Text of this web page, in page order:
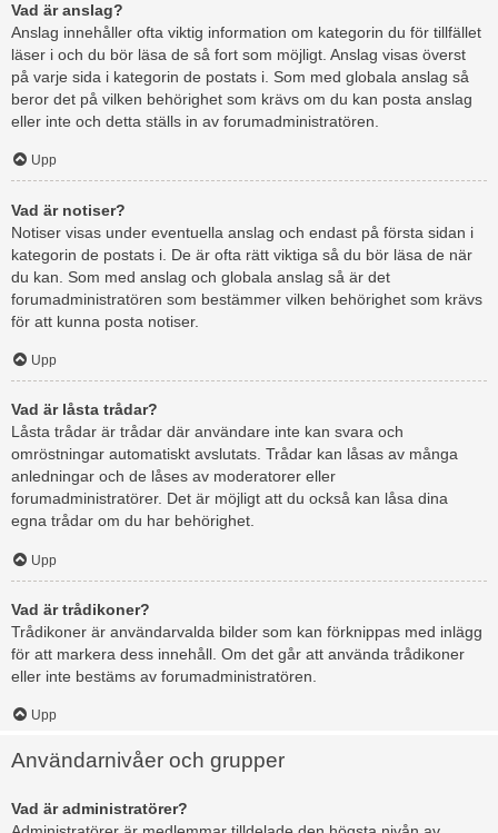
Vad är anslag?
Anslag innehåller ofta viktig information om kategorin du för tillfället
läser i och du bör läsa de så fort som möjligt. Anslag visas överst
på varje sida i kategorin de postats i. Som med globala anslag så
beror det på vilken behörighet som krävs om du kan posta anslag
eller inte och detta ställs in av forumadministratören.
Upp
Vad är notiser?
Notiser visas under eventuella anslag och endast på första sidan i
kategorin de postats i. De är ofta rätt viktiga så du bör läsa de när
du kan. Som med anslag och globala anslag så är det
forumadministratören som bestämmer vilken behörighet som krävs
för att kunna posta notiser.
Upp
Vad är låsta trådar?
Låsta trådar är trådar där användare inte kan svara och
omröstningar automatiskt avslutats. Trådar kan låsas av många
anledningar och de låses av moderatorer eller
forumadministratörer. Det är möjligt att du också kan låsa dina
egna trådar om du har behörighet.
Upp
Vad är trådikoner?
Trådikoner är användarvalda bilder som kan förknippas med inlägg
för att markera dess innehåll. Om det går att använda trådikoner
eller inte bestäms av forumadministratören.
Upp
Användarnivåer och grupper
Vad är administratörer?